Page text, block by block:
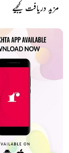
مزید دریافت کیجیے